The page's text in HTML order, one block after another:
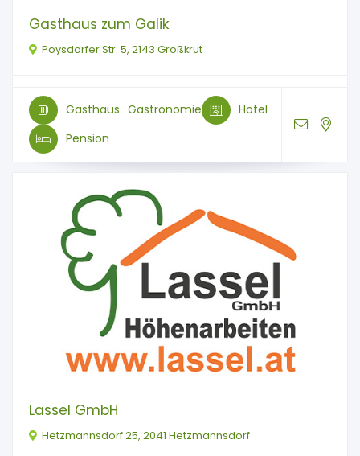
Gasthaus zum Galik
Poysdorfer Str. 5, 2143 Großkrut
Gasthaus Gastronomie
Hotel
Pension
Lassel GmbH
Hetzmannsdorf 25, 2041 Hetzmannsdorf